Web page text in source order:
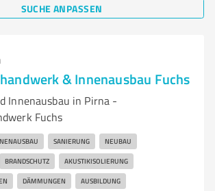
SUCHE ANPASSEN
& Innenausbau Fuchs
Innenausbau in Pirna -
Fuchs
SANIERUNG NEUBAU
BRANDSCHUTZ AKUSTIKISOLIERUNG
DÄMMUNGEN AUSBILDUNG